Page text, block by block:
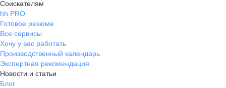
Соискателям
hh PRO
Готовое резюме
Все сервисы
Хочу у вас работать
Производственный календарь
Экспертная рекомендация
Новости и статьи
Блог